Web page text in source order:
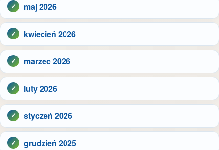
maj 2026
kwiecień 2026
marzec 2026
luty 2026
styczeń 2026
grudzień 2025